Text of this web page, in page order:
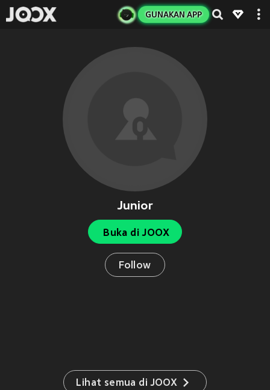
GUNAKAN APP
Junior
Buka di JOOX
Follow
Lihat semua di JOOX